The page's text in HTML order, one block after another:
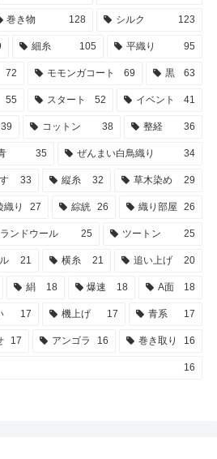
巻き物 128 シルク 123
細糸 105 平織り 95
72 モモンガコート 69 黒 63
55 スタート 52 イベント 41
39 コットン 38 整経 36
35 ぜんまい白鳥織り 34
33 縦糸 32 草木染め 29
織り 27 綜絖 26 織り部屋 26
ンドウール 25 ツートン 25
21 横糸 21 追い上げ 20
絹 18 爆速 18 A面 18
17 機上げ 17 青系 17
17 アンゴラ 16 巻き取り 16
16